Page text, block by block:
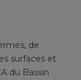
de
surfaces et
du Bassin